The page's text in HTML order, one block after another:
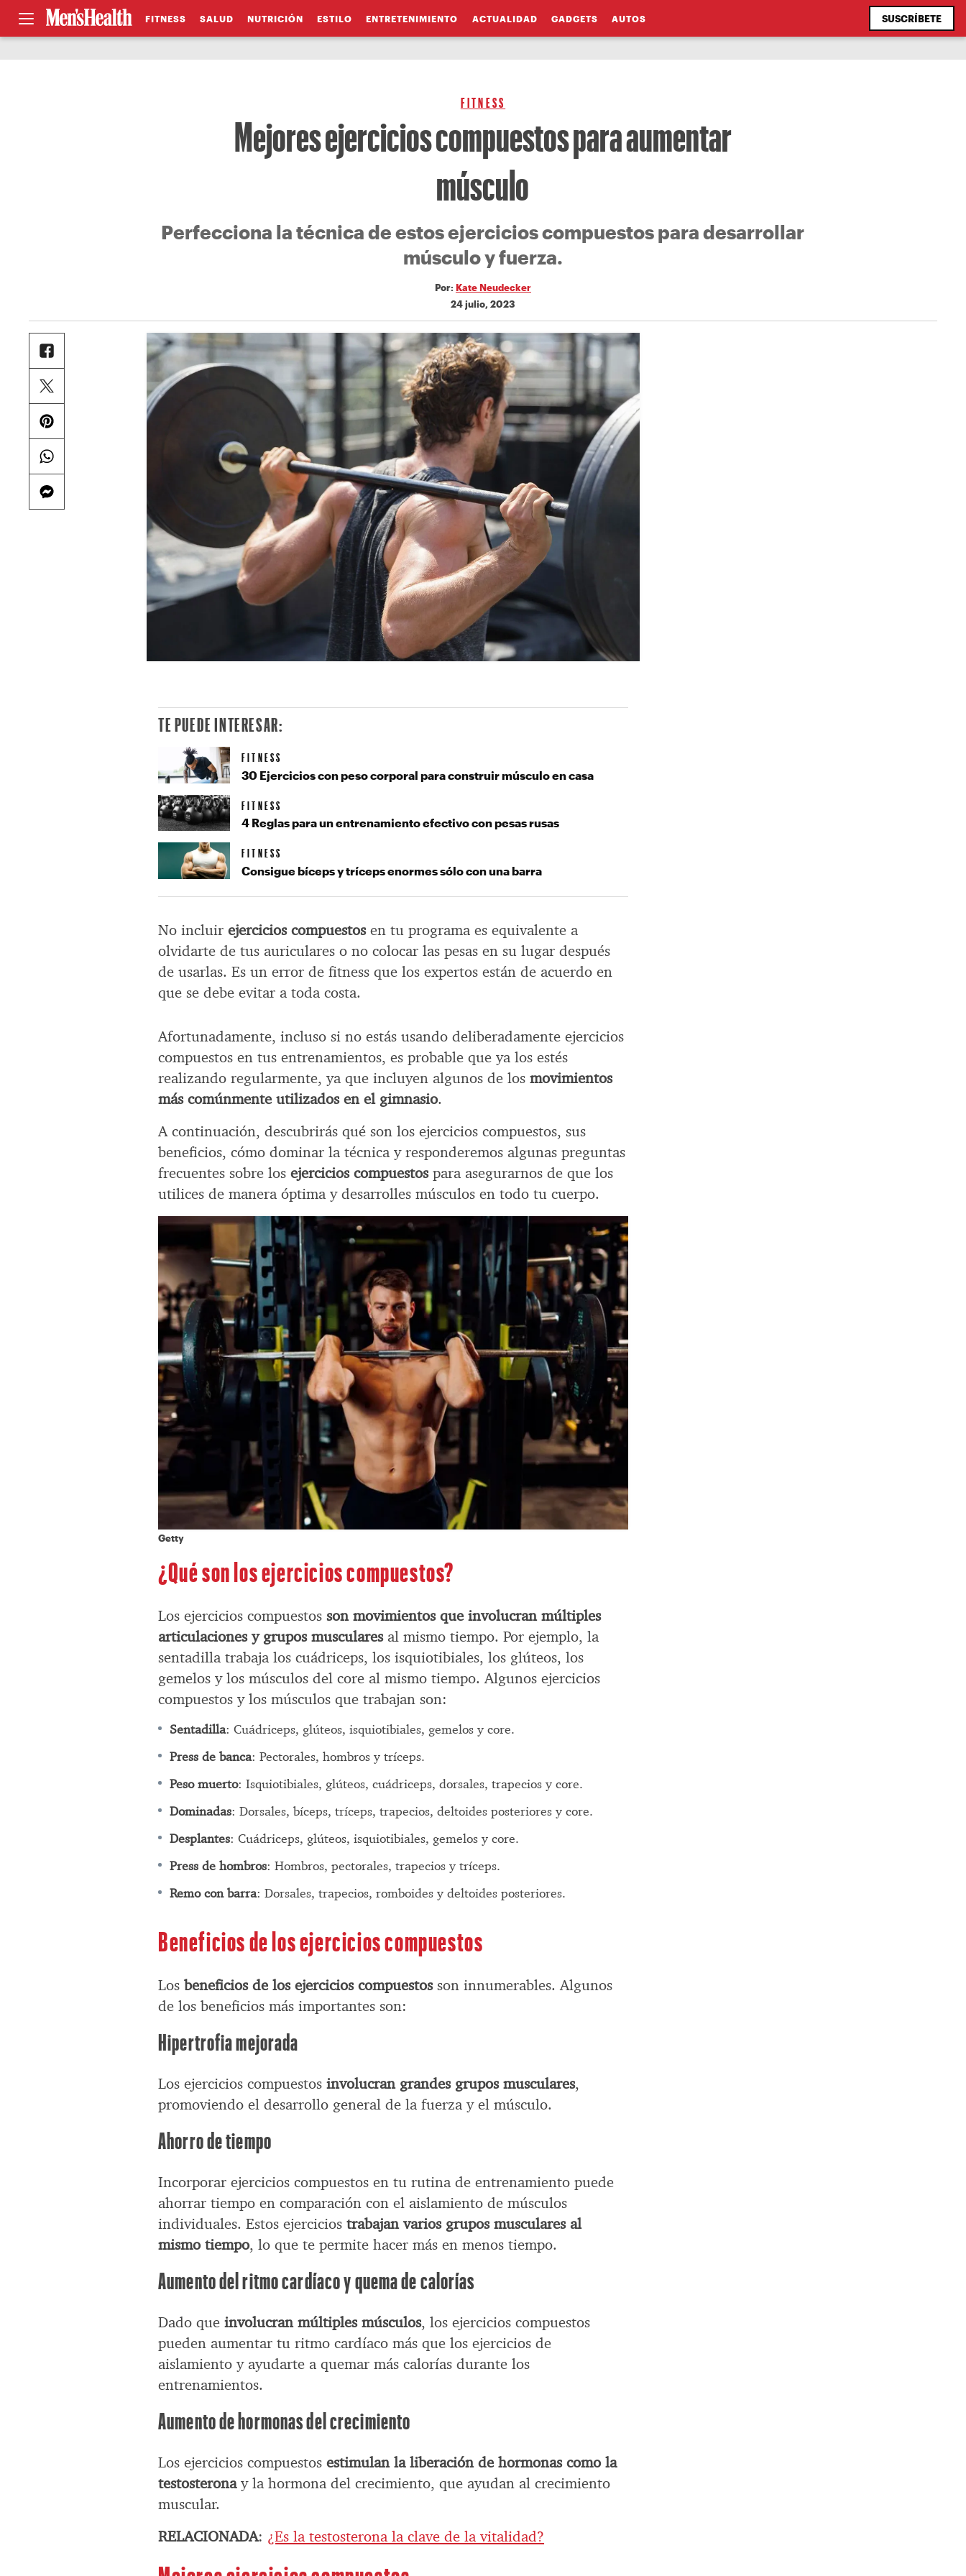
FITNESS SALUD NUTRICIÓN ESTILO ENTRETENIMIENTO ACTUALIDAD GADGETS AUTOS SUSCRÍBETE
FITNESS
Mejores ejercicios compuestos para aumentar
músculo
Perfecciona la técnica de estos ejercicios compuestos para desarrollar
músculo y fuerza.
Por: Kate Neudecker
24 julio, 2023
No incluirejercicios compuestosen tu programa es equivalente a
olvidarte de tus auriculares o no colocar las pesas en su lugar después
de usarlas. Es un error de fitness que los expertos están de acuerdo en
que se debe evitar a toda costa.
Afortunadamente, incluso si no estás usando deliberadamente ejercicios
compuestos en tus entrenamientos, es probable que ya los estés
realizando regularmente, ya que incluyen algunos de losmovimientos
más comúnmente utilizados en el gimnasio.
A continuación, descubrirás qué son los ejercicios compuestos, sus
beneficios, cómo dominar la técnica y responderemos algunas preguntas
frecuentes sobre losejercicios compuestospara asegurarnos de que los
utilices de manera óptima y desarrolles músculos en todo tu cuerpo.
Getty
¿Qué son los ejercicios compuestos?
Los ejercicios compuestosson movimientos que involucran múltiples
articulaciones y grupos muscularesal mismo tiempo. Por ejemplo, la
sentadilla trabaja los cuádriceps, los isquiotibiales, los glúteos, los
gemelos y los músculos del core al mismo tiempo. Algunos ejercicios
compuestos y los músculos que trabajan son:
Sentadilla: Cuádriceps, glúteos, isquiotibiales, gemelos y core.
Press de banca: Pectorales, hombros y tríceps.
Peso muerto: Isquiotibiales, glúteos, cuádriceps, dorsales, trapecios y core.
Dominadas: Dorsales, bíceps, tríceps, trapecios, deltoides posteriores y core.
Desplantes: Cuádriceps, glúteos, isquiotibiales, gemelos y core.
Press de hombros: Hombros, pectorales, trapecios y tríceps.
Remo con barra: Dorsales, trapecios, romboides y deltoides posteriores.
Beneficios de los ejercicios compuestos
Losbeneficios de los ejercicios compuestosson innumerables. Algunos
de los beneficios más importantes son:
Hipertrofia mejorada
Los ejercicios compuestosinvolucran grandes grupos musculares,
promoviendo el desarrollo general de la fuerza y el músculo.
Ahorro de tiempo
Incorporar ejercicios compuestos en tu rutina de entrenamiento puede
ahorrar tiempo en comparación con el aislamiento de músculos
individuales. Estos ejerciciostrabajan varios grupos musculares al
mismo tiempo, lo que te permite hacer más en menos tiempo.
Aumento del ritmo cardíaco y quema de calorías
Dado queinvolucran múltiples músculos, los ejercicios compuestos
pueden aumentar tu ritmo cardíaco más que los ejercicios de
aislamiento y ayudarte a quemar más calorías durante los
entrenamientos.
Aumento de hormonas del crecimiento
Los ejercicios compuestosestimulan la liberación de hormonas como la
testosteronay la hormona del crecimiento, que ayudan al crecimiento
muscular.
RELACIONADA: ¿Es la testosterona la clave de la vitalidad?
TE PUEDE INTERESAR:
FITNESS
30 Ejercicios con peso corporal para construir músculo en casa
FITNESS
4 Reglas para un entrenamiento efectivo con pesas rusas
FITNESS
Consigue bíceps y tríceps enormes sólo con una barra